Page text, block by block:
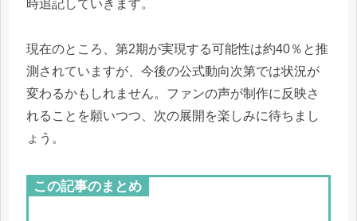
時追記していきます。
現在のところ、第2期が実現する可能性は約40％と推
測されていますが、今後の公式動向次第では状況が
変わるかもしれません。ファンの声が制作に反映さ
れることを願いつつ、次の展開を楽しみに待ちまし
ょう。
この記事のまとめ